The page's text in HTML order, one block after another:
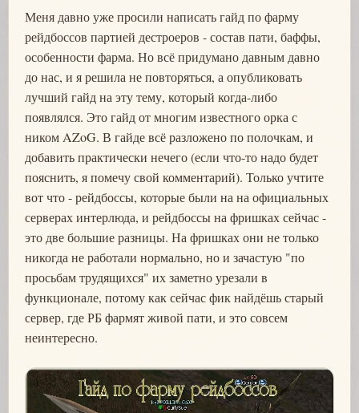
Меня давно уже просили написать гайд по фарму
рейдбоссов партией дестроеров - состав пати, баффы,
особенности фарма. Но всё придумано давным давно
до нас, и я решила не повторяться, а опубликовать
лучший гайд на эту тему, который когда-либо
появлялся. Это гайд от многим известного орка с
ником AZoG. В гайде всё разложено по полочкам, и
добавить практически нечего (если что-то надо будет
пояснить, я помечу свой комментарий). Только учтите
вот что - рейдбоссы, которые были на на официальных
серверах интерлюда, и рейдбоссы на фришках сейчас -
это две большие разницы. На фришках они не только
никогда не работали нормально, но и зачастую "по
просьбам трудящихся" их заметно урезали в
функционале, потому как сейчас фик найдёшь старый
сервер, где РБ фармят живой пати, и это совсем
неинтересно.